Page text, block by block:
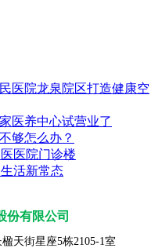
医院龙泉院区打造健康空
医养中心试营业了
够怎么办？
医院门诊楼
活新常态
份有限公司
天街星座5栋2105-1室